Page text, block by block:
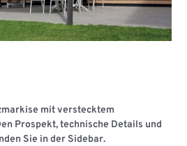
mit verstecktem
Prospekt, technische Details und
Sie in der Sidebar.